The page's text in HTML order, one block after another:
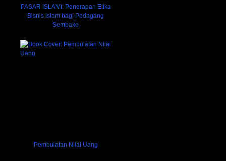
PASAR ISLAMI: Penerapan Etika
Bisnis Islam bagi Pedagang
Sembako
Pembulatan Nilai Uang